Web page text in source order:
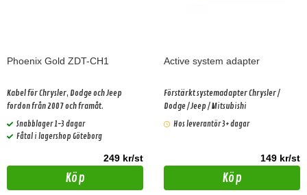
Phoenix Gold ZDT-CH1
Kabel för Chrysler, Dodge och Jeep
fordon från 2007 och framåt.
Snabblager 1-3 dagar
Fåtal i lagershop Göteborg
249 kr/st
Köp
Active system adapter
Förstärkt systemadapter Chrysler /
Dodge / Jeep / Mitsubishi
Hos leverantör 3+ dagar
149 kr/st
Köp